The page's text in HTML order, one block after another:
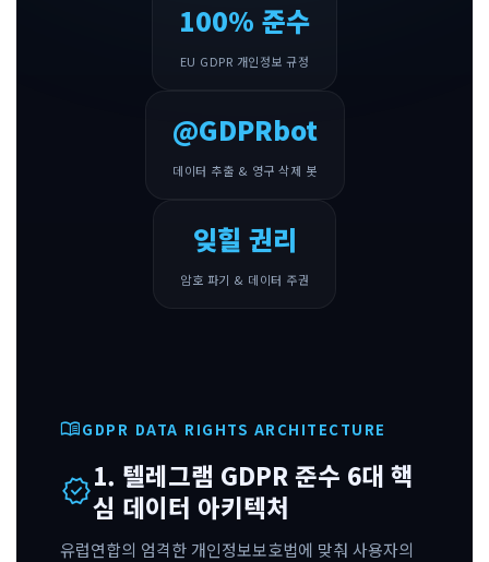
100% 준수
EU GDPR 개인정보 규정
@GDPRbot
데이터 추출 & 영구 삭제 봇
잊힐 권리
암호 파기 & 데이터 주권
menu_bookGDPR DATA RIGHTS ARCHITECTURE
verified1. 텔레그램 GDPR 준수 6대 핵
심 데이터 아키텍처
유럽연합의 엄격한 개인정보보호법에 맞춰 사용자의